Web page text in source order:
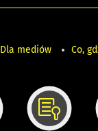
Dla mediów Co,